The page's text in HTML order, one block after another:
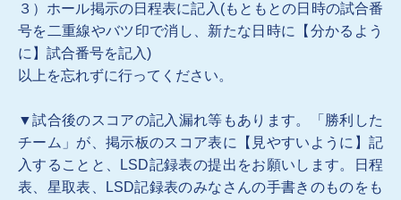
３）ホール掲示の日程表に記入(もともとの日時の試合番
号を二重線やバツ印で消し、新たな日時に【分かるよう
に】試合番号を記入)
以上を忘れずに行ってください。
▼試合後のスコアの記入漏れ等もあります。「勝利した
チーム」が、掲示板のスコア表に【見やすいように】記
入することと、LSD記録表の提出をお願いします。日程
表、星取表、LSD記録表のみなさんの手書きのものをも